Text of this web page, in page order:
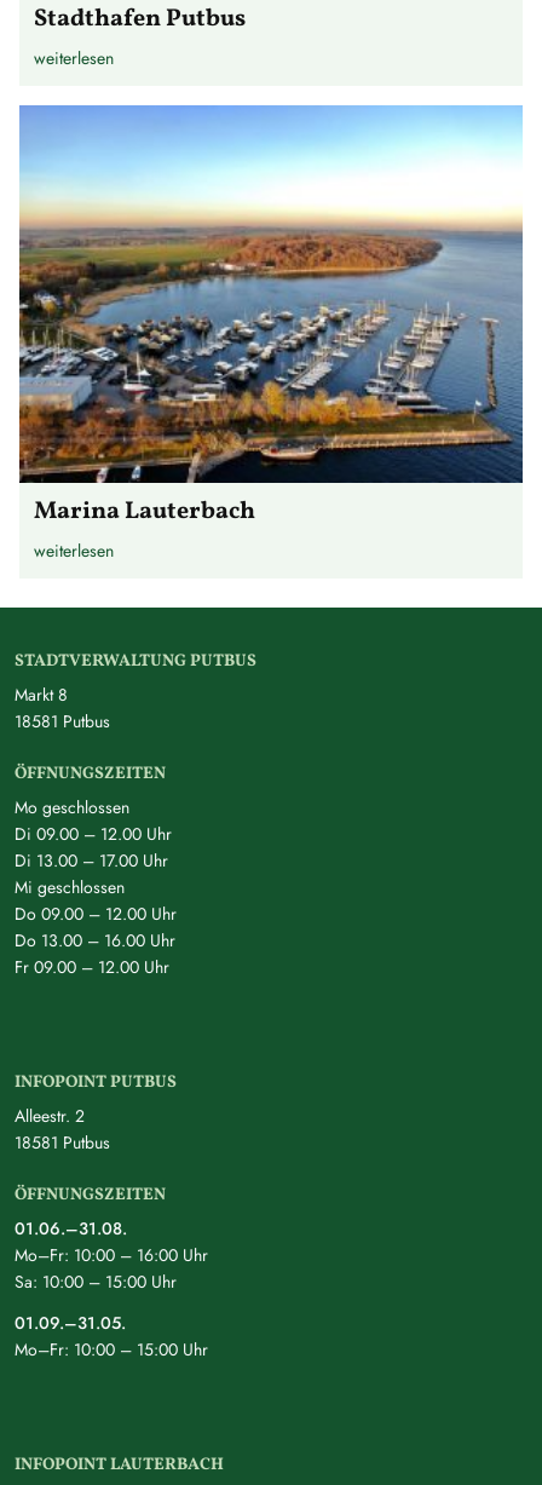
Stadthafen Putbus
weiterlesen
Marina Lauterbach
weiterlesen
STADTVERWALTUNG PUTBUS
Markt 8
18581 Putbus
ÖFFNUNGSZEITEN
Mo geschlossen
Di 09.00 – 12.00 Uhr
Di 13.00 – 17.00 Uhr
Mi geschlossen
Do 09.00 – 12.00 Uhr
Do 13.00 – 16.00 Uhr
Fr 09.00 – 12.00 Uhr
INFOPOINT PUTBUS
Alleestr. 2
18581 Putbus
ÖFFNUNGSZEITEN
01.06.–31.08.
Mo–Fr: 10:00 – 16:00 Uhr
Sa: 10:00 – 15:00 Uhr
01.09.–31.05.
Mo–Fr: 10:00 – 15:00 Uhr
INFOPOINT LAUTERBACH